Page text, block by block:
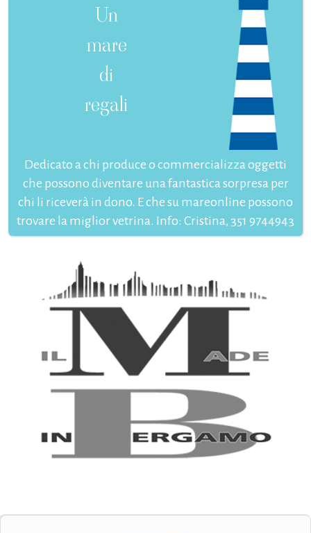
Un
mare
di
regali
Dedicato a chi produce o commercializza oggetti
che possono diventare una fantastica sorpresa per
chi li riceverà in dono. E che su mareonline possono
trovare la miglior vetrina. Info: Cristina, 351 9744943